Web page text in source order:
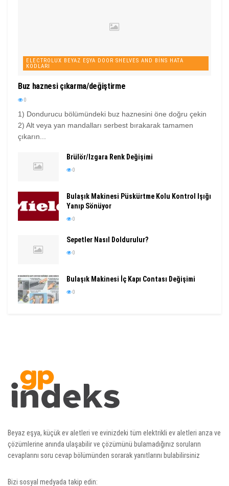
ELECTROLUX BEYAZ EŞYA DOOR SHELVES AND BINS HATA
KODLARI
Buz haznesi çıkarma/değiştirme
0
1) Dondurucu bölümündeki buz haznesini öne doğru çekin
2) Alt veya yan mandalları serbest bırakarak tamamen
çıkarın...
Brülör/Izgara Renk Değişimi
0
Bulaşık Makinesi Püskürtme Kolu Kontrol Işığı
Yanıp Sönüyor
0
Sepetler Nasıl Doldurulur?
0
Bulaşık Makinesi İç Kapı Contası Değişimi
0
Beyaz eşya, küçük ev aletleri ve evinizdeki tüm elektrikli ev aletleri arıza ve
çözümlerine anında ulaşabilir ve çözümünü bulamadığınız soruların
cevaplarını soru cevap bölümünden sorarak yanıtlarını bulabilirsiniz
Bizi sosyal medyada takip edin: